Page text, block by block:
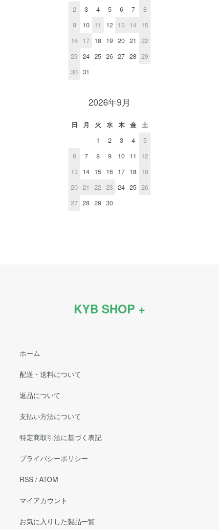
2
3 4 5 6 7
8
9
10 11 12 13 14 15
16 17 18 19 20 21
22
23 24 25 26 27 28 29
30 31
2026年9月
日 月 火 水 木 金
土
1
2 3 4
5
6
7 8 9 10 11
12
13 14 15 16 17 18 19
20 21 22 23 24 25 26
27 28 29 30
KYB SHOP +
ホーム
配送・送料について
返品について
支払い方法について
特定商取引法に基づく表記
プライバシーポリシー
RSS / ATOM
マイアカウント
お気に入りした製品一覧